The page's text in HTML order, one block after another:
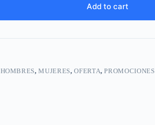
Add to cart
HOMBRES,MUJERES,OFERTA,PROMOCIONES